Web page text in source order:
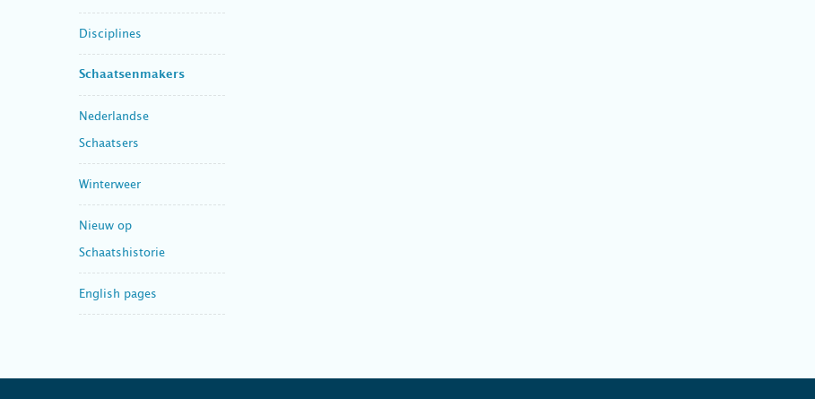
Disciplines
Schaatsenmakers
Nederlandse
Schaatsers
Winterweer
Nieuw op
Schaatshistorie
English pages